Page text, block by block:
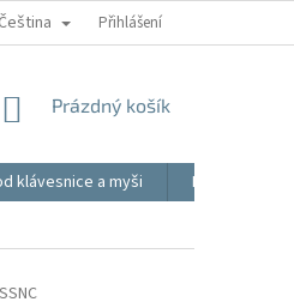
MOJE OBJEDNÁVKA
Čeština Přihlášení
NÁKUPNÍ
Prázdný košík
klávesnice a myši
Ergonomické